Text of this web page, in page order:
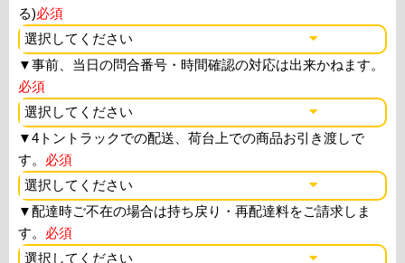
る)必須
▼事前、当日の問合番号・時間確認の対応は出来かねます。
必須
▼4トントラックでの配送、荷台上での商品お引き渡しで
す。 必須
▼配達時ご不在の場合は持ち戻り・再配達料をご請求しま
す。 必須